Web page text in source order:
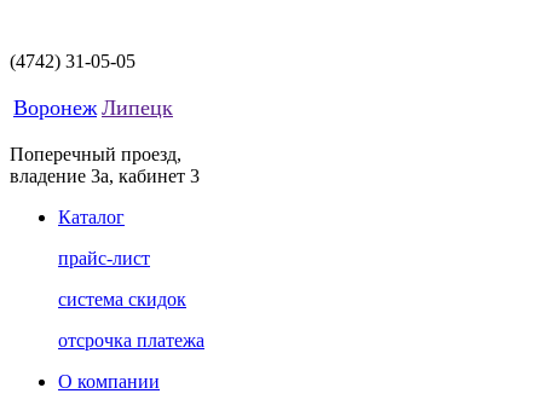
(4742) 31-05-05
Воронеж Липецк
Поперечный проезд,
владение 3а, кабинет 3
Каталог
прайс-лист
система скидок
отсрочка платежа
О компании